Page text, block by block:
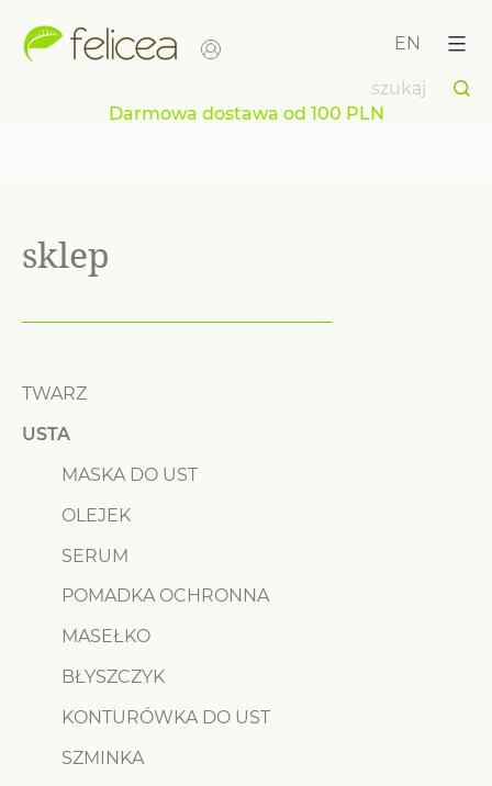
treści
EN
Darmowa dostawa od 100 PLN
sklep
TWARZ
USTA
MASKA DO UST
OLEJEK
SERUM
POMADKA OCHRONNA
MASEŁKO
BŁYSZCZYK
KONTURÓWKA DO UST
SZMINKA